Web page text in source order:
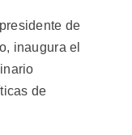
de
inaugura el
de